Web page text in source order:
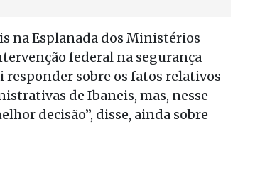
na Esplanada dos Ministérios
federal na segurança
sobre os fatos relativos
de Ibaneis, mas, nesse
decisão”, disse, ainda sobre